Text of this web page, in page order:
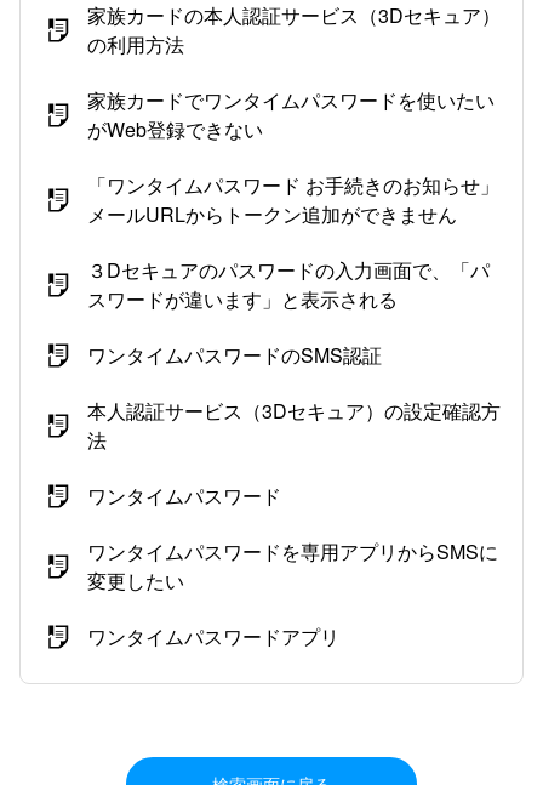
家族カードの本人認証サービス（3Dセキュア）
の利用方法
家族カードでワンタイムパスワードを使いたい
がWeb登録できない
「ワンタイムパスワード お手続きのお知らせ」
メールURLからトークン追加ができません
３Dセキュアのパスワードの入力画面で、「パ
スワードが違います」と表示される
ワンタイムパスワードのSMS認証
本人認証サービス（3Dセキュア）の設定確認方
法
ワンタイムパスワード
ワンタイムパスワードを専用アプリからSMSに
変更したい
ワンタイムパスワードアプリ